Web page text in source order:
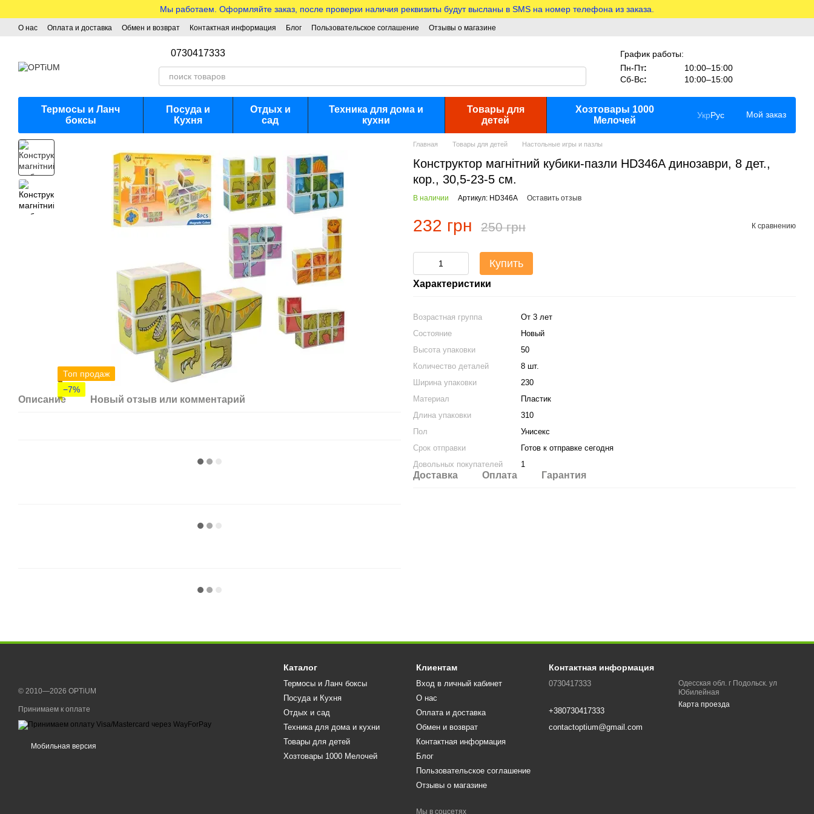
Мы работаем. Оформляйте заказ, после проверки наличия реквизиты будут высланы в SMS на номер телефона из заказа.
О нас Оплата и доставка Обмен и возврат Контактная информация Блог Пользовательское соглашение Отзывы о магазине
0730417333
График работы:
Пн-Пт:
10:00–15:00
Сб-Вс: 10:00–15:00
Термосы и Ланч
боксы
Посуда и
Кухня
Отдых и
сад
Техника для дома и
кухни
Товары для
детей
Хозтовары 1000
Мелочей
УкрРус Мой заказ
Топ продаж
−7%
Описание Новый отзыв или комментарий
Главная Товары для детей Настольные игры и пазлы
Конструктор магнітний кубики-пазли HD346A динозаври, 8 дет.,
кор., 30,5-23-5 см.
В наличии Артикул: HD346A Оставить отзыв
232 грн 250 грн К сравнению
Купить
Характеристики
Возрастная группа
От 3 лет
Состояние
Новый
Высота упаковки
50
Количество деталей
8 шт.
Ширина упаковки
230
Материал
Пластик
Длина упаковки
310
Пол
Унисекс
Срок отправки
Готов к отправке сегодня
Довольных покупателей
1
Доставка Оплата Гарантия
© 2010—2026 OPTiUM
Принимаем к оплате
Мобильная версия
Каталог
Термосы и Ланч боксы
Посуда и Кухня
Отдых и сад
Техника для дома и кухни
Товары для детей
Хозтовары 1000 Мелочей
Клиентам
Вход в личный кабинет
О нас
Оплата и доставка
Обмен и возврат
Контактная информация
Блог
Пользовательское соглашение
Отзывы о магазине
Мы в соцсетях
Контактная информация
0730417333
+380730417333
contactoptium@gmail.com
Одесская обл. г Подольск. ул
Юбилейная
Карта проезда